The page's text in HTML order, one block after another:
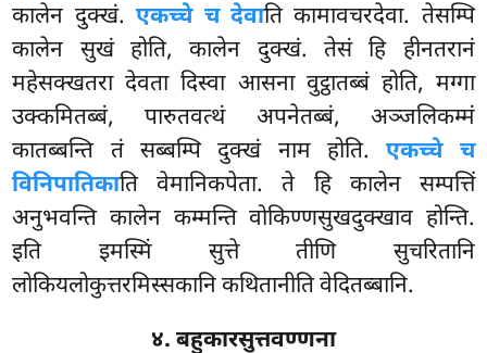
कालेन दुक्खं.एकच्चे च देवाति कामावचरदेवा. तेसम्पि
कालेन सुखं होति, कालेन दुक्खं. तेसं हि हीनतरानं
महेसक्खतरा देवता दिस्वा आसना वुट्ठातब्बं होति, मग्गा
उक्कमितब्बं, पारुतवत्थं अपनेतब्बं, अञ्जलिकम्मं
कातब्बन्ति तं सब्बम्पि दुक्खं नाम होति.एकच्चे च
विनिपातिकाति वेमानिकपेता. ते हि कालेन सम्पत्तिं
अनुभवन्ति कालेन कम्मन्ति वोकिण्णसुखदुक्खाव होन्ति.
इति इमस्मिं सुत्ते तीणि सुचरितानि
लोकियलोकुत्तरमिस्सकानि कथितानीति वेदितब्बानि.
४. बहुकारसुत्तवण्णना